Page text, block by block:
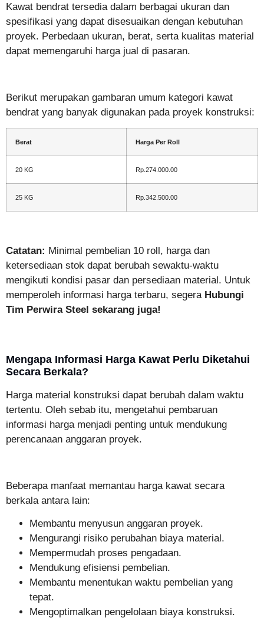
Kawat bendrat tersedia dalam berbagai ukuran dan
spesifikasi yang dapat disesuaikan dengan kebutuhan
proyek. Perbedaan ukuran, berat, serta kualitas material
dapat memengaruhi harga jual di pasaran.
Berikut merupakan gambaran umum kategori kawat
bendrat yang banyak digunakan pada proyek konstruksi:
Berat Harga Per Roll
20 KG Rp.274.000.00
25 KG Rp.342.500.00
Catatan: Minimal pembelian 10 roll, harga dan
ketersediaan stok dapat berubah sewaktu-waktu
mengikuti kondisi pasar dan persediaan material. Untuk
memperoleh informasi harga terbaru, segera Hubungi
Tim Perwira Steel sekarang juga!
Mengapa Informasi Harga Kawat Perlu Diketahui
Secara Berkala?
Harga material konstruksi dapat berubah dalam waktu
tertentu. Oleh sebab itu, mengetahui pembaruan
informasi harga menjadi penting untuk mendukung
perencanaan anggaran proyek.
Beberapa manfaat memantau harga kawat secara
berkala antara lain:
Membantu menyusun anggaran proyek.
Mengurangi risiko perubahan biaya material.
Mempermudah proses pengadaan.
Mendukung efisiensi pembelian.
Membantu menentukan waktu pembelian yang
tepat.
Mengoptimalkan pengelolaan biaya konstruksi.